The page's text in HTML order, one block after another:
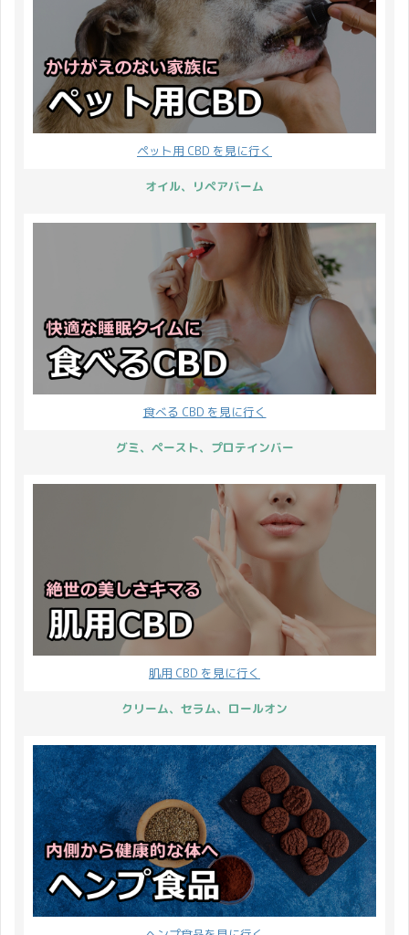
ペット用 CBD を見に行く
オイル、リペアバーム
食べる CBD を見に行く
グミ、ペースト、プロテインバー
肌用 CBD を見に行く
クリーム、セラム、ロールオン